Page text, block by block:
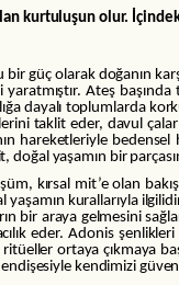
kurtuluşun olur.
güç olarak doğanın
Ateş
dayalı toplumlarda
taklit eder, davul
hareketleriyle bedensel
doğal yaşamın bir
mit’e olan bakış
yaşamın kurallarıyla
bir araya gelmesini
eder. Adonis
ortaya çıkmaya
endişesiyle kendimizi